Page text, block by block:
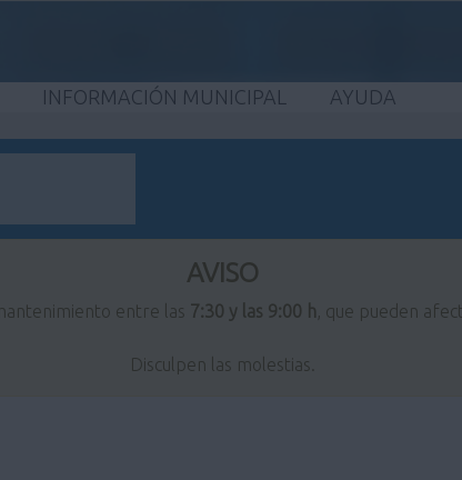
INFORMACIÓN MUNICIPAL AYUDA
AVISO
entre las 7:30 y las 9:00 h, que pueden
Disculpen las molestias.